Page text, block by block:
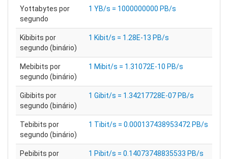
Yottabytes por
segundo
1 YB/s = 1000000000 PB/s
Kibibits por
segundo (binário)
1 Kibit/s = 1.28E-13 PB/s
Mebibits por
segundo (binário)
1 Mibit/s = 1.31072E-10 PB/s
Gibibits por
segundo (binário)
1 Gibit/s = 1.34217728E-07 PB/s
Tebibits por
segundo (binário)
1 Tibit/s = 0.000137438953472 PB/s
Pebibits por
1 Pibit/s = 0.14073748835533 PB/s